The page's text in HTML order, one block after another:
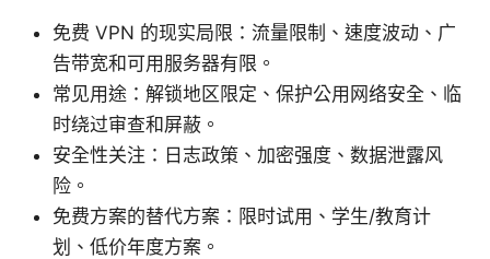
免费 VPN 的现实局限：流量限制、速度波动、广
告带宽和可用服务器有限。
常见用途：解锁地区限定、保护公用网络安全、临
时绕过审查和屏蔽。
安全性关注：日志政策、加密强度、数据泄露风
险。
免费方案的替代方案：限时试用、学生/教育计
划、低价年度方案。